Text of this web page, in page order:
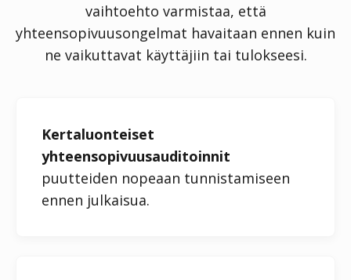
vaihtoehto varmistaa, että
yhteensopivuusongelmat havaitaan ennen kuin
ne vaikuttavat käyttäjiin tai tulokseesi.
Kertaluonteiset
yhteensopivuusauditoinnit
puutteiden nopeaan tunnistamiseen
ennen julkaisua.